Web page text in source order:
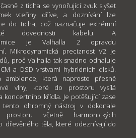
z ticha se vynořující zvuk slyšet
vteřiny dříve, a doznívání lze
do ticha, což naznačuje extrémní
dovednosti kabelu. A
je Valhalla 2 opravdu
Mikrodynamická preciznost V2 je
proč Valhalla tak snadno odhaluje
a DSD vrstvami hybridních disků.
ambience, která naprosto přesně
vlny, které do prostoru vysílá
koncertního křídla. Je potěšující zase
tento ohromný nástroj v dokonale
prostoru včetně harmonických
dřevěného těla, které odeznívají do